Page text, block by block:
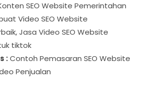
SEO Website Pemerintahan
Video SEO Website
Jasa Video SEO Website
tiktok
:Contoh Pemasaran SEO Website
Penjualan